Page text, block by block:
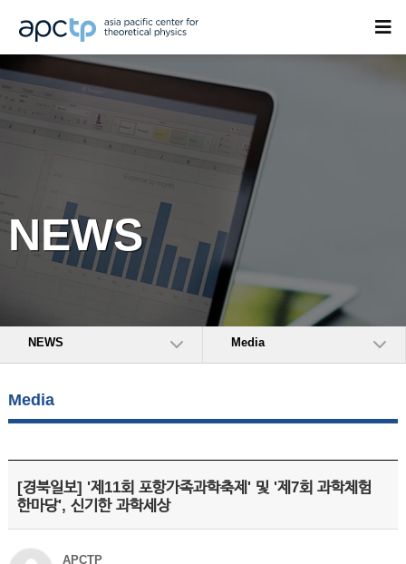
NEWS
NEWS Media
Media
[경북일보] '제11회 포항가족과학축제' 및 '제7회 과학체험
한마당', 신기한 과학세상
APCTP